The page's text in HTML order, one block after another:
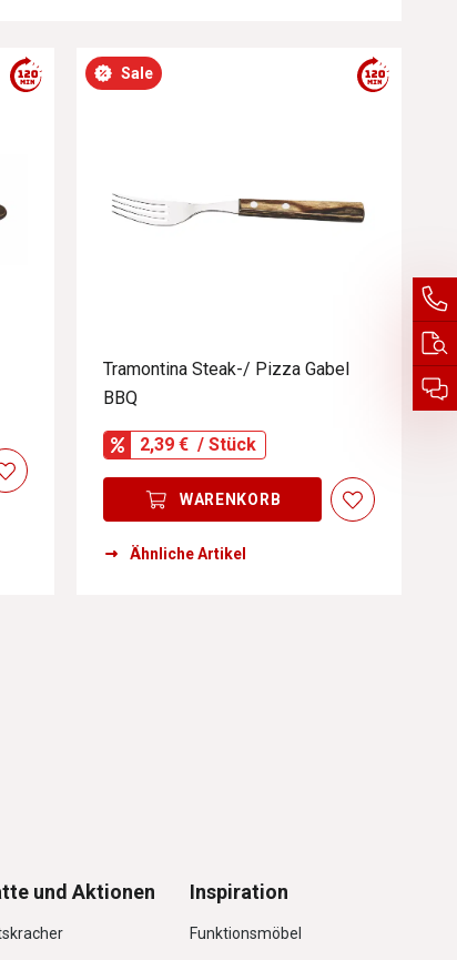
Sale
Tramontina Steak-/ Pizza Gabel
BBQ
2,39 € / Stück
WARENKORB
Ähnliche Artikel
und Aktionen Inspiration
Funktionsmöbel